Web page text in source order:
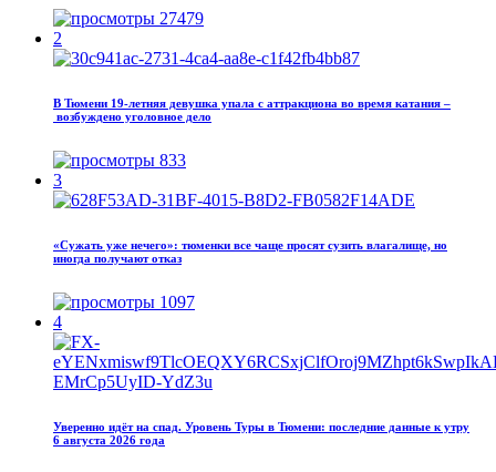
27479
2
В Тюмени 19‑летняя девушка упала с аттракциона во время катания –
возбуждено уголовное дело
833
3
«Сужать уже нечего»: тюменки все чаще просят сузить влагалище, но
иногда получают отказ
1097
4
Уверенно идёт на спад. Уровень Туры в Тюмени: последние данные к утру
6 августа 2026 года